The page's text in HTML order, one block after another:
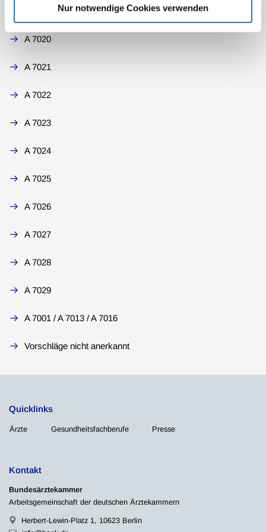
Nur notwendige Cookies verwenden
A 7020
A 7021
A 7022
A 7023
A 7024
A 7025
A 7026
A 7027
A 7028
A 7029
A 7001 / A 7013 / A 7016
Vorschläge nicht anerkannt
Quicklinks
Ärzte Gesundheitsfachberufe Presse
Kontakt
Bundesärztekammer
Arbeitsgemeinschaft der deutschen Ärztekammern
Herbert-Lewin-Platz 1, 10623 Berlin